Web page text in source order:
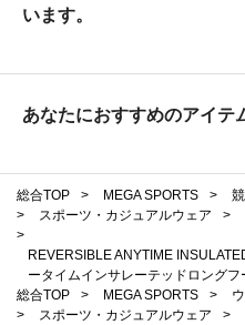
います。
あなたにおすすめのアイテ
総合TOP > MEGA SPORTS >
>
スポーツ・カジュアルウェア >
>
REVERSIBLE ANYTIME
ータイムインサレーテッドロングフ
総合TOP
> MEGA SPORTS >
>
スポーツ・カジュアルウェア >